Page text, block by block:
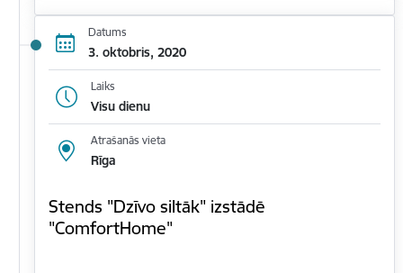
Datums
3. oktobris, 2020
Laiks
Visu dienu
Atrašanās vieta
Rīga
Stends "Dzīvo siltāk" izstādē
"ComfortHome"